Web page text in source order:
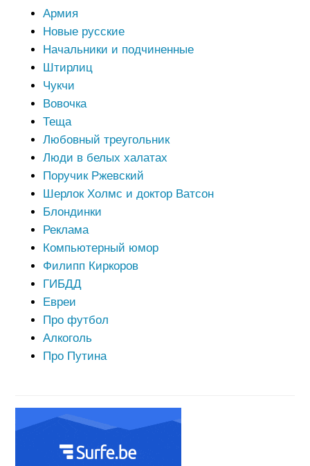
Армия
Новые русские
Начальники и подчиненные
Штирлиц
Чукчи
Вовочка
Теща
Любовный треугольник
Люди в белых халатах
Поручик Ржевский
Шерлок Холмс и доктор Ватсон
Блондинки
Реклама
Компьютерный юмор
Филипп Киркоров
ГИБДД
Евреи
Про футбол
Алкоголь
Про Путина